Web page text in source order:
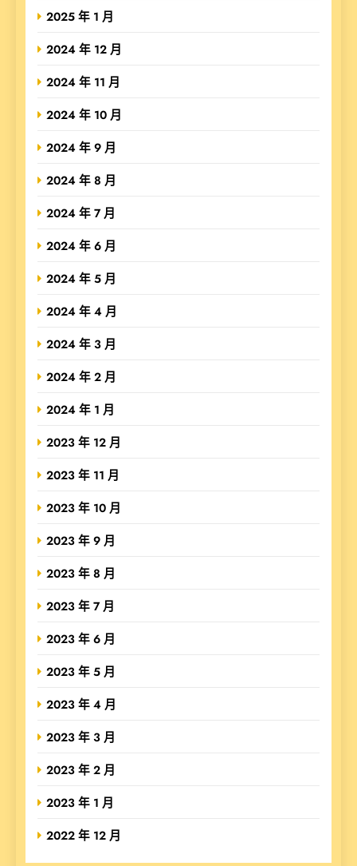
2025 年 1 月
2024 年 12 月
2024 年 11 月
2024 年 10 月
2024 年 9 月
2024 年 8 月
2024 年 7 月
2024 年 6 月
2024 年 5 月
2024 年 4 月
2024 年 3 月
2024 年 2 月
2024 年 1 月
2023 年 12 月
2023 年 11 月
2023 年 10 月
2023 年 9 月
2023 年 8 月
2023 年 7 月
2023 年 6 月
2023 年 5 月
2023 年 4 月
2023 年 3 月
2023 年 2 月
2023 年 1 月
2022 年 12 月